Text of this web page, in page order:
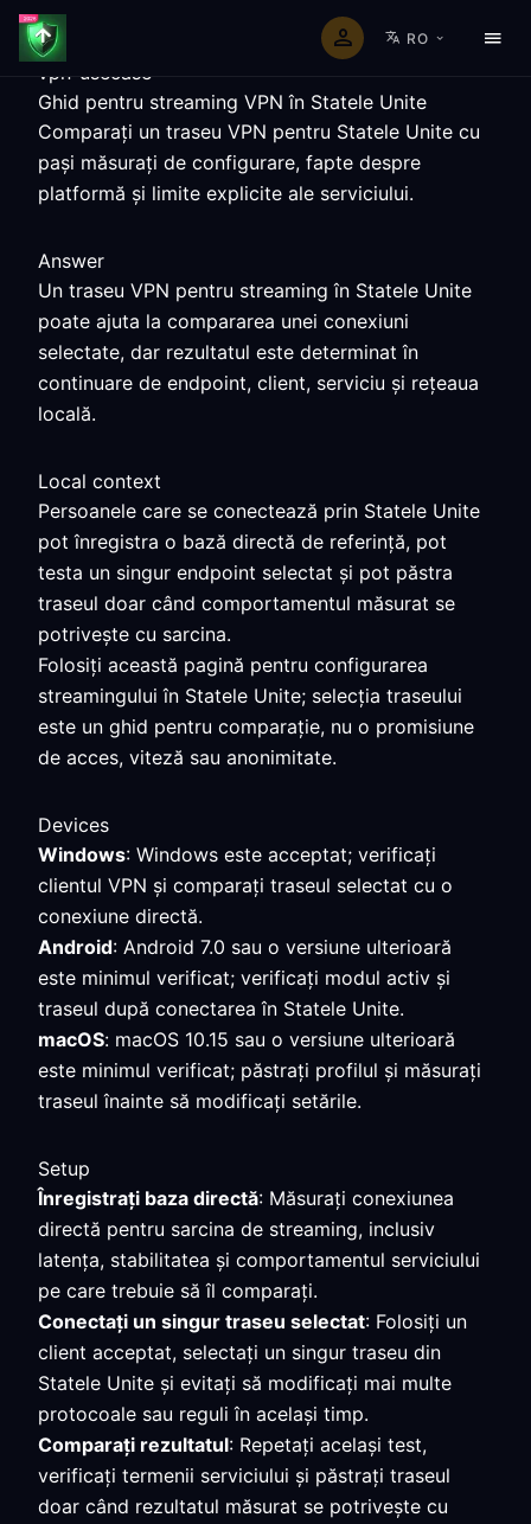
RO
vpn-usecase
Ghid pentru streaming VPN în Statele Unite
Comparați un traseu VPN pentru Statele Unite cu
pași măsurați de configurare, fapte despre
platformă și limite explicite ale serviciului.
Answer
Un traseu VPN pentru streaming în Statele Unite
poate ajuta la compararea unei conexiuni
selectate, dar rezultatul este determinat în
continuare de endpoint, client, serviciu și rețeaua
locală.
Local context
Persoanele care se conectează prin Statele Unite
pot înregistra o bază directă de referință, pot
testa un singur endpoint selectat și pot păstra
traseul doar când comportamentul măsurat se
potrivește cu sarcina.
Folosiți această pagină pentru configurarea
streamingului în Statele Unite; selecția traseului
este un ghid pentru comparație, nu o promisiune
de acces, viteză sau anonimitate.
Devices
Windows: Windows este acceptat; verificați
clientul VPN și comparați traseul selectat cu o
conexiune directă.
Android: Android 7.0 sau o versiune ulterioară
este minimul verificat; verificați modul activ și
traseul după conectarea în Statele Unite.
macOS: macOS 10.15 sau o versiune ulterioară
este minimul verificat; păstrați profilul și măsurați
traseul înainte să modificați setările.
Setup
Înregistrați baza directă: Măsurați conexiunea
directă pentru sarcina de streaming, inclusiv
latența, stabilitatea și comportamentul serviciului
pe care trebuie să îl comparați.
Conectați un singur traseu selectat: Folosiți un
client acceptat, selectați un singur traseu din
Statele Unite și evitați să modificați mai multe
protocoale sau reguli în același timp.
Comparați rezultatul: Repetați același test,
verificați termenii serviciului și păstrați traseul
doar când rezultatul măsurat se potrivește cu